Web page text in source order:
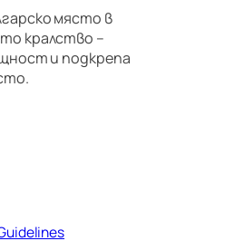
място в
кралство –
и подкрепа